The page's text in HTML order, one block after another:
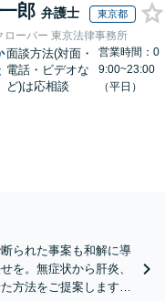
郎 弁護士 東京都
ローバー 東京法律事務所
面談方法(対面・
電話・ビデオな
ど)は応相談
営業時間：0
9:00~23:00
（平日）
られた事案も和解に導
を。無症状から肝炎、
方法をご提案します。